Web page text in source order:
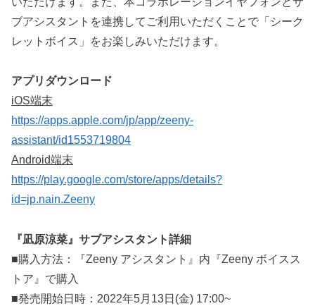
ブアシスタントを連携してご利用いただくことで「シーク
レットボイス」をお楽しみいただけます。
アプリダウンロード
iOS端末
https://apps.apple.com/jp/app/zeeny-
assistant/id1553719804
Android端末
https://play.google.com/store/apps/details?
id=jp.nain.Zeeny
『凪原涼菜』サブアシスタント詳細
■購入方法：『Zeeny アシスタント』内『Zeeny ボイスス
トア』で購入
■発売開始日時：2022年5月13日(金) 17:00~